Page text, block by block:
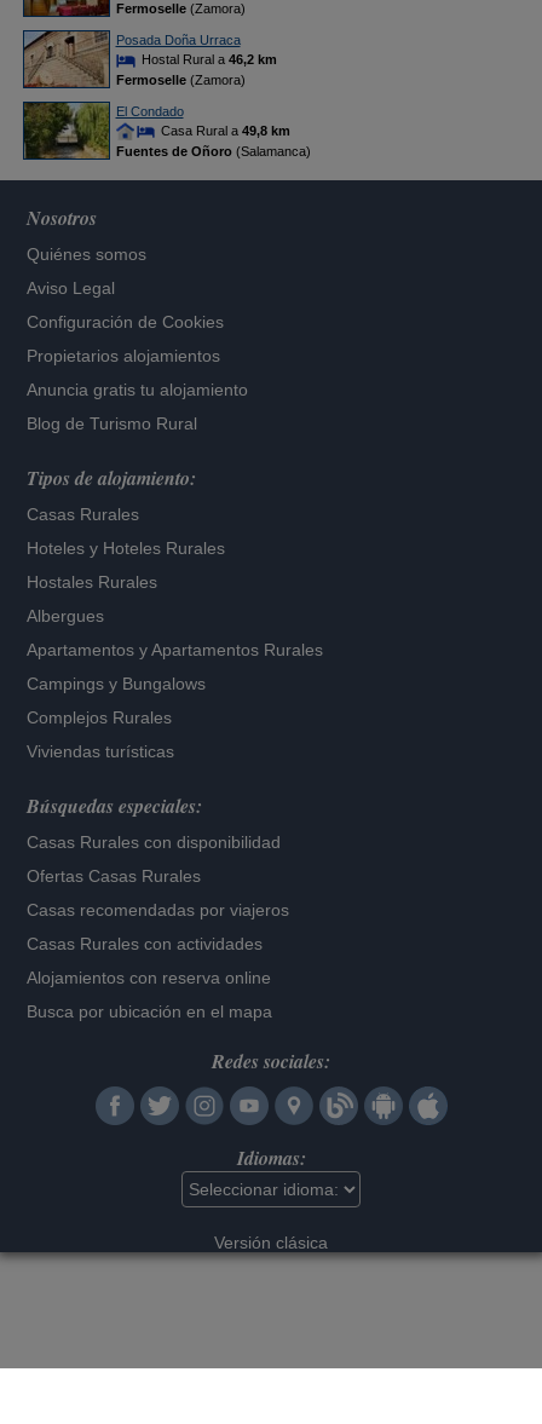
Fermoselle(Zamora)
Posada Doña Urraca
Hostal Rural a 46,2 km
Fermoselle(Zamora)
El Condado
Casa Rural a 49,8 km
Fuentes de Oñoro(Salamanca)
Nosotros
Quiénes somos
Aviso Legal
Configuración de Cookies
Propietarios alojamientos
Anuncia gratis tu alojamiento
Blog de Turismo Rural
Tipos de alojamiento:
Casas Rurales
Hoteles y Hoteles Rurales
Hostales Rurales
Albergues
Apartamentos yApartamentos Rurales
Campings y Bungalows
Complejos Rurales
Viviendas turísticas
Búsquedas especiales:
Casas Rurales con disponibilidad
Ofertas Casas Rurales
Casas recomendadas por viajeros
Casas Rurales con actividades
Alojamientos con reserva online
Busca por ubicación en el mapa
Redes sociales:
Idiomas:
Versión clásica